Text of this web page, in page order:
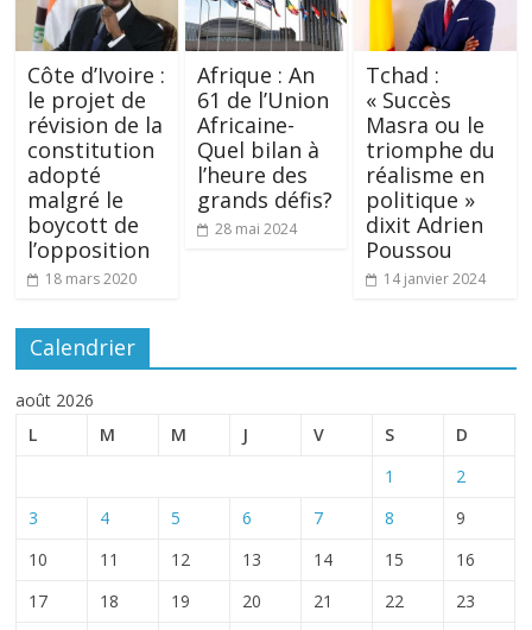
Côte d’Ivoire :
le projet de
révision de la
constitution
adopté
malgré le
boycott de
l’opposition
18 mars 2020
Afrique : An
61 de l’Union
Africaine-
Quel bilan à
l’heure des
grands défis?
28 mai 2024
Tchad :
« Succès
Masra ou le
triomphe du
réalisme en
politique »
dixit Adrien
Poussou
14 janvier 2024
Calendrier
août 2026
L
M M J V S D
1
2
3
4 5 6 7 8
9
10
11 12 13 14 15
16
17
18 19 20 21 22
23